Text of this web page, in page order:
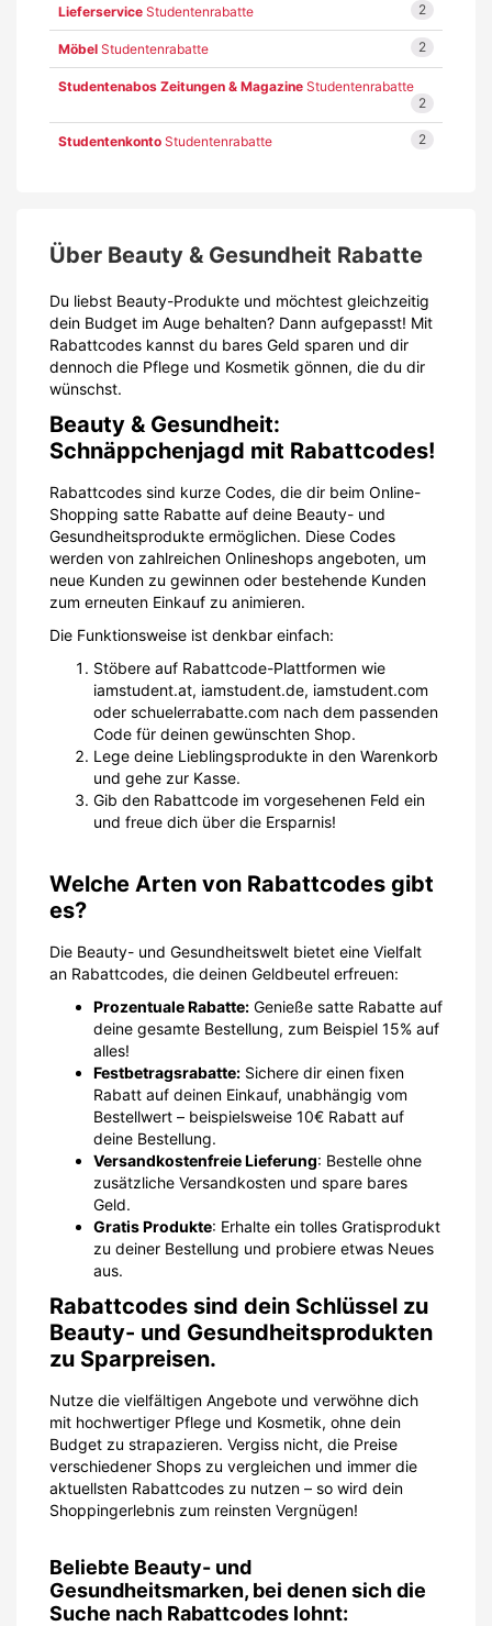
Lieferservice Studentenrabatte 2
Möbel Studentenrabatte 2
Studentenabos Zeitungen & Magazine Studentenrabatte
2
Studentenkonto Studentenrabatte 2
Über Beauty & Gesundheit Rabatte
Du liebst Beauty-Produkte und möchtest gleichzeitig
dein Budget im Auge behalten? Dann aufgepasst! Mit
Rabattcodes kannst du bares Geld sparen und dir
dennoch die Pflege und Kosmetik gönnen, die du dir
wünschst.
Beauty & Gesundheit:
Schnäppchenjagd mit Rabattcodes!
Rabattcodes sind kurze Codes, die dir beim Online-
Shopping satte Rabatte auf deine Beauty- und
Gesundheitsprodukte ermöglichen. Diese Codes
werden von zahlreichen Onlineshops angeboten, um
neue Kunden zu gewinnen oder bestehende Kunden
zum erneuten Einkauf zu animieren.
Die Funktionsweise ist denkbar einfach:
Stöbere auf Rabattcode-Plattformen wie
iamstudent.at, iamstudent.de, iamstudent.com
oder schuelerrabatte.com nach dem passenden
Code für deinen gewünschten Shop.
Lege deine Lieblingsprodukte in den Warenkorb
und gehe zur Kasse.
Gib den Rabattcode im vorgesehenen Feld ein
und freue dich über die Ersparnis!
Welche Arten von Rabattcodes gibt
es?
Die Beauty- und Gesundheitswelt bietet eine Vielfalt
an Rabattcodes, die deinen Geldbeutel erfreuen:
Prozentuale Rabatte: Genieße satte Rabatte auf
deine gesamte Bestellung, zum Beispiel 15% auf
alles!
Festbetragsrabatte: Sichere dir einen fixen
Rabatt auf deinen Einkauf, unabhängig vom
Bestellwert – beispielsweise 10€ Rabatt auf
deine Bestellung.
Versandkostenfreie Lieferung: Bestelle ohne
zusätzliche Versandkosten und spare bares
Geld.
Gratis Produkte: Erhalte ein tolles Gratisprodukt
zu deiner Bestellung und probiere etwas Neues
aus.
Rabattcodes sind dein Schlüssel zu
Beauty- und Gesundheitsprodukten
zu Sparpreisen.
Nutze die vielfältigen Angebote und verwöhne dich
mit hochwertiger Pflege und Kosmetik, ohne dein
Budget zu strapazieren. Vergiss nicht, die Preise
verschiedener Shops zu vergleichen und immer die
aktuellsten Rabattcodes zu nutzen – so wird dein
Shoppingerlebnis zum reinsten Vergnügen!
Beliebte Beauty- und
Gesundheitsmarken, bei denen sich die
Suche nach Rabattcodes lohnt: